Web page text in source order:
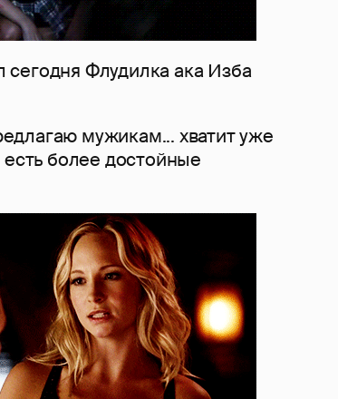
Флудилка ака Изба
мужикам... хватит уже
есть более достойные